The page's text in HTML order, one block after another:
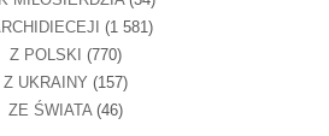
(1 581)
Z POLSKI (770)
Z UKRAINY (157)
ZE ŚWIATA(46)